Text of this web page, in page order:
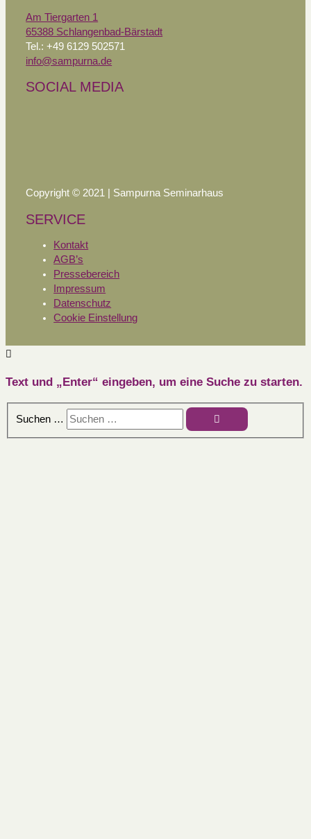
Am Tiergarten 1
65388 Schlangenbad-Bärstadt
Tel.: +49 6129 502571
info@sampurna.de
SOCIAL MEDIA
Copyright © 2021 | Sampurna Seminarhaus
SERVICE
Kontakt
AGB’s
Pressebereich
Impressum
Datenschutz
Cookie Einstellung
Text und „Enter“ eingeben, um eine Suche zu starten.
Suchen …